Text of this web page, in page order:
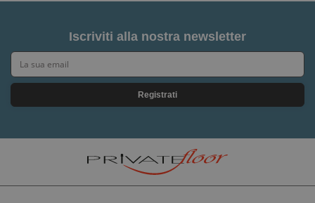
Iscriviti alla nostra newsletter
Registrati